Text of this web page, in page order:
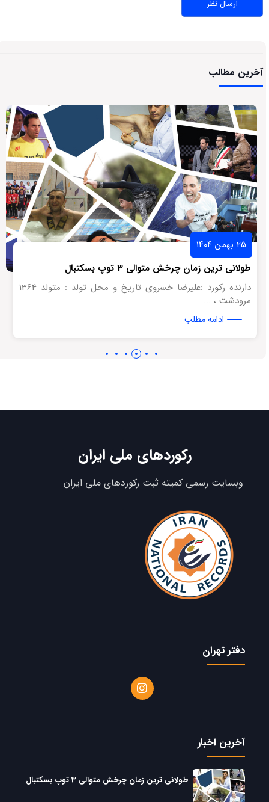
آخرین مطالب
۲۵ بهمن ۱۴۰۴
طولانی ترین زمان چرخش متوالی 3 توپ بسکتبال
دارنده رکورد :علیرضا خسروی تاریخ و محل تولد : متولد 1364
مرودشت ، ...
ادامه مطلب
رکوردهای ملی ایران
وبسایت رسمی کمیته ثبت رکوردهای ملی ایران
دفتر تهران
آخرین اخبار
طولانی ترین زمان چرخش متوالی 3 توپ بسکتبال